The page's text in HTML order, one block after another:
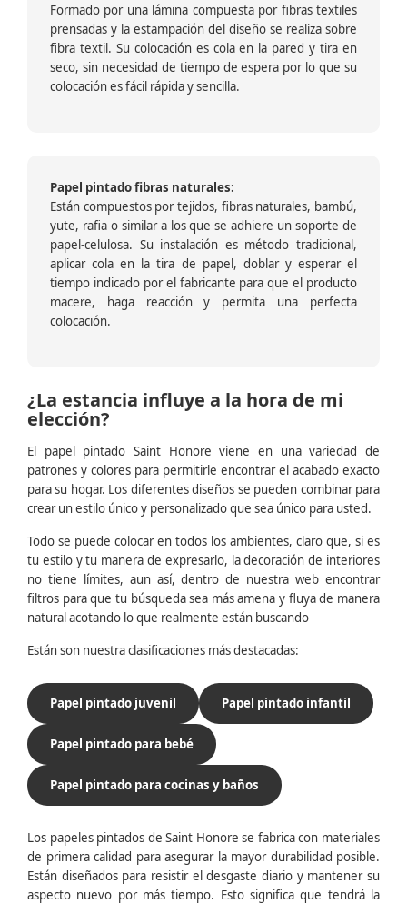
Formado por una lámina compuesta por fibras textiles
prensadas y la estampación del diseño se realiza sobre
fibra textil. Su colocación es cola en la pared y tira en
seco, sin necesidad de tiempo de espera por lo que su
colocación es fácil rápida y sencilla.
Papel pintado fibras naturales:
Están compuestos por tejidos, fibras naturales, bambú,
yute, rafia o similar a los que se adhiere un soporte de
papel-celulosa. Su instalación es método tradicional,
aplicar cola en la tira de papel, doblar y esperar el
tiempo indicado por el fabricante para que el producto
macere, haga reacción y permita una perfecta
colocación.
¿La estancia influye a la hora de mi
elección?
El papel pintado Saint Honore viene en una variedad de
patrones y colores para permitirle encontrar el acabado exacto
para su hogar. Los diferentes diseños se pueden combinar para
crear un estilo único y personalizado que sea único para usted.
Todo se puede colocar en todos los ambientes, claro que, si es
tu estilo y tu manera de expresarlo, la decoración de interiores
no tiene límites, aun así, dentro de nuestra web encontrar
filtros para que tu búsqueda sea más amena y fluya de manera
natural acotando lo que realmente están buscando
Están son nuestra clasificaciones más destacadas:
Papel pintado juvenil Papel pintado infantil
Papel pintado para bebé
Papel pintado para cocinas y baños
Los papeles pintados de Saint Honore se fabrica con materiales
de primera calidad para asegurar la mayor durabilidad posible.
Están diseñados para resistir el desgaste diario y mantener su
aspecto nuevo por más tiempo. Esto significa que tendrá la